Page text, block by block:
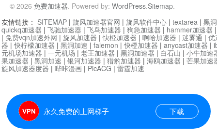
© 2026 免费加速器. Powered by: WordPress.Sitemap.
永久免费的上网梯子 下载
友情链接： SITEMAP | 旋风加速器官网 | 旋风软件中心 | textarea | 黑
quickq加速器 | 飞驰加速器 | 飞鸟加速器 | 狗急加速器 | hammer加速器
| 免费vqn加速外网 | 旋风加速器 |快橙加速器 | 啊哈加速器 | 迷雾通 | 优
器 |快柠檬加速器 | 黑洞加速 | falemon |快橙加速器 | anycast加速器 |
元机场加速器 | 一元机场 | 老王加速器 | 黑洞加速器 | 白石山 | 小牛加速
果加速器 | 黑洞加速 | 银河加速器 | 猎豹加速器 | 海鸥加速器 | 芒果加速
旋风加速器度器 | 哔咔漫画 | PicACG | 雷霆加速